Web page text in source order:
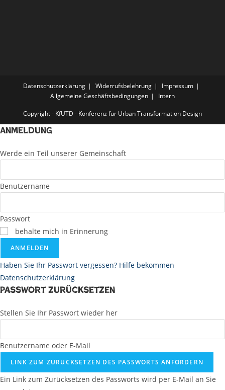
Datenschutzerklärung Widerrufsbelehrung
Impressum
Allgemeine Geschäftsbedingungen
Intern
Copyright - KfUTD - Konferenz für Urban Transformation Design
Anmeldung
Werde ein Teil unserer Gemeinschaft
Benutzername
Passwort
behalte mich in Erinnerung
ANMELDEN
Haben Sie Ihr Passwort vergessen? Hilfe bekommen
Datenschutzerklärung
Passwort zurücksetzen
Stellen Sie Ihr Passwort wieder her
Benutzername oder E-Mail
LINK ZUM ZURÜCKSETZEN DES PASSWORTS ANFORDERN
Ein Link zum Zurücksetzen des Passworts wird per E-Mail an Sie